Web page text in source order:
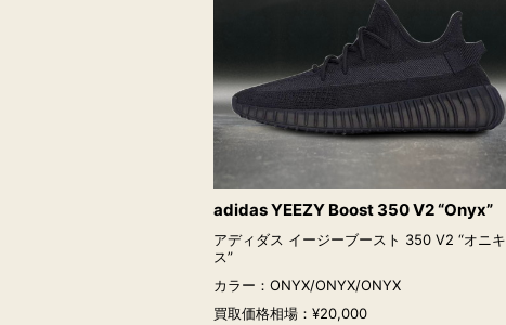
adidas YEEZY Boost 350 V2 “Onyx”
アディダス イージーブースト 350 V2 “オニキ
ス”
カラー：ONYX/ONYX/ONYX
買取価格相場：¥20,000